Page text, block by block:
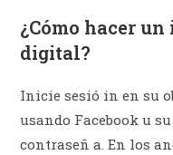
¿Cómo hacer
digital?
Inicie sesió in en su
usando Facebook u
contraseñ a. En los